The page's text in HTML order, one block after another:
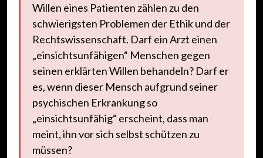
Willen eines Patienten zählen zu den
schwierigsten Problemen der Ethik und der
Rechtswissenschaft. Darf ein Arzt einen
„einsichtsunfähigen“ Menschen gegen
seinen erklärten Willen behandeln? Darf er
es, wenn dieser Mensch aufgrund seiner
psychischen Erkrankung so
„einsichtsunfähig“ erscheint, dass man
meint, ihn vor sich selbst schützen zu
müssen?